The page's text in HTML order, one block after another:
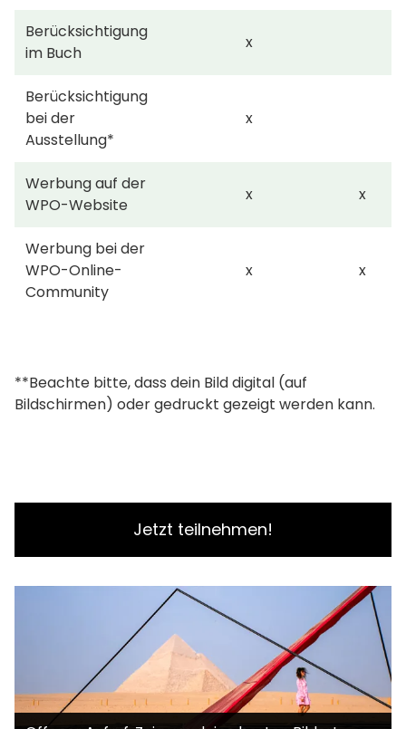
Berücksichtigung
im Buch
x
Berücksichtigung
bei der
Ausstellung*
x
Werbung auf der
WPO-Website
x x
Werbung bei der
WPO-Online-
Community
x x
**Beachte bitte, dass dein Bild digital (auf
Bildschirmen) oder gedruckt gezeigt werden kann.
Jetzt teilnehmen!